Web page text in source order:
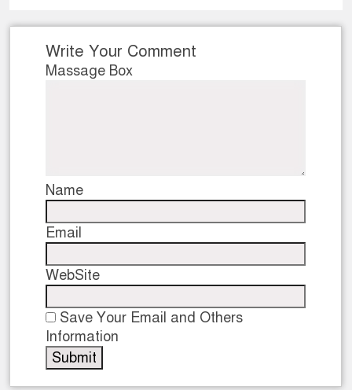
Write Your Comment
Massage Box
Name
Email
WebSite
Save Your Email and Others
Information